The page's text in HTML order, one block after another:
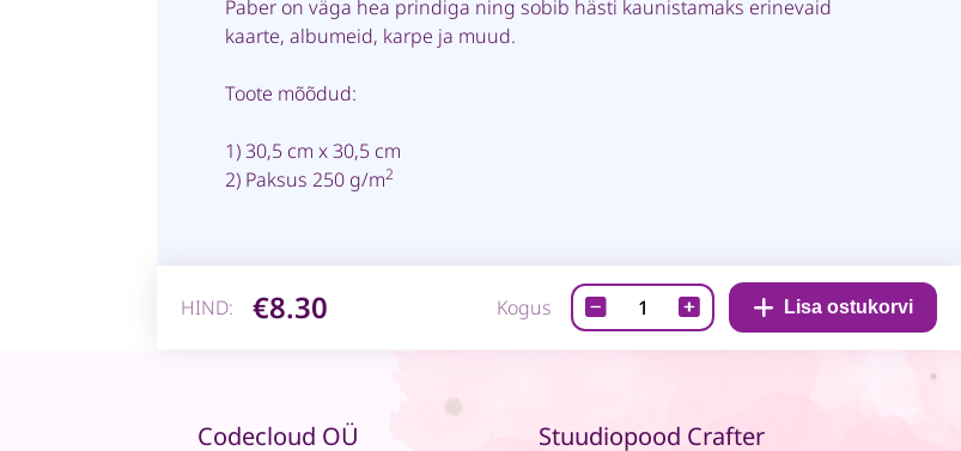
Paber on väga hea prindiga ning sobib hästi kaunistamaks erinevaid
kaarte, albumeid, karpe ja muud.
Toote mõõdud:
1) 30,5 cm x 30,5 cm
2) Paksus 250 g/m2
HIND: €8.30 Kogus
Paberiplokk-
Happy
Lisa ostukorvi
Codecloud OÜ Stuudiopood Crafter